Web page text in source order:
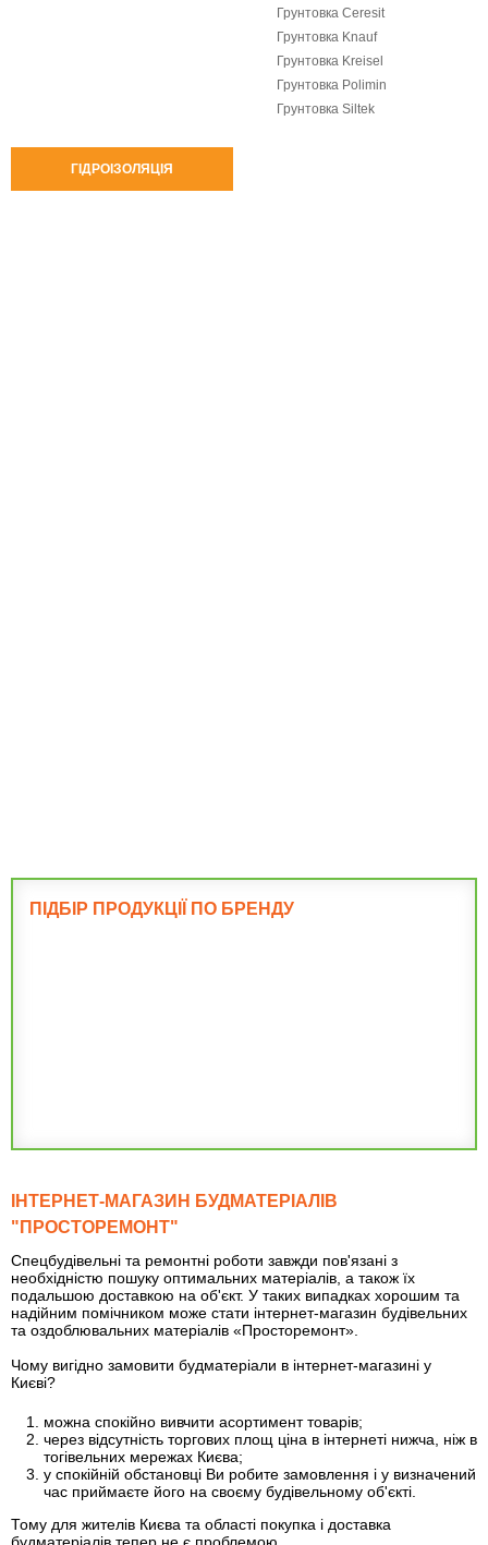
Грунтовка Ceresit
Грунтовка Knauf
Грунтовка Kreisel
Грунтовка Polimin
Грунтовка Siltek
ГІДРОІЗОЛЯЦІЯ
ПІДБІР ПРОДУКЦІЇ ПО БРЕНДУ
ІНТЕРНЕТ-МАГАЗИН БУДМАТЕРІАЛІВ
"ПРОСТОРЕМОНТ"
Спецбудівельні та ремонтні роботи завжди пов'язані з
необхідністю пошуку оптимальних матеріалів, а також їх
подальшою доставкою на об'єкт. У таких випадках хорошим та
надійним помічником може стати інтернет-магазин будівельних
та оздоблювальних матеріалів «Просторемонт».
Чому вигідно замовити будматеріали в інтернет-магазині у
Києві?
можна спокійно вивчити асортимент товарів;
через відсутність торгових площ ціна в інтернеті нижча, ніж в
тогівельних мережах Києва;
у спокійній обстановці Ви робите замовлення і у визначений
час приймаєте його на своєму будівельному об'єкті.
Тому для жителів Києва та області покупка і доставка